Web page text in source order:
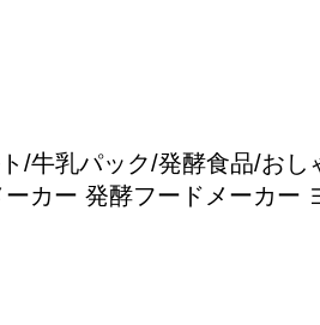
/牛乳パック/発酵食品/おし
カー 発酵フードメーカー